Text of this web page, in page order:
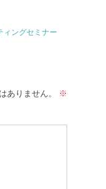
ィングセミナー
ありません。
※